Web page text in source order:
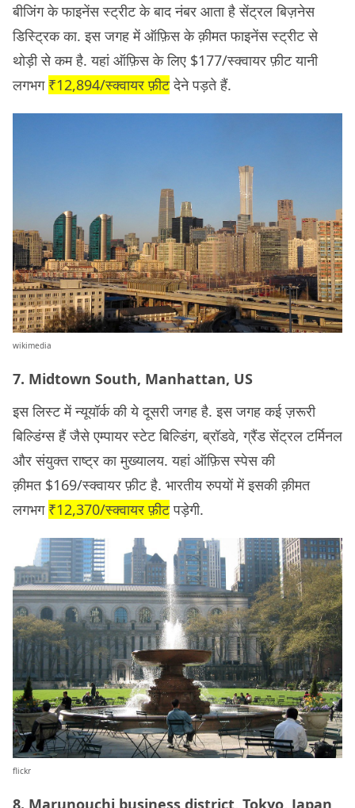
बीजिंग के फाइनेंस स्ट्रीट के बाद नंबर आता है सेंट्रल बिज़नेस
डिस्ट्रिक का. इस जगह में ऑफ़िस के क़ीमत फाइनेंस स्ट्रीट से
थोड़ी से कम है. यहां ऑफ़िस के लिए $177/स्क्वायर फ़ीट यानी
लगभग ₹12,894/स्क्वायर फ़ीटदेने पड़ते हैं.
wikimedia
7. Midtown South, Manhattan, US
इस लिस्ट में न्यूयॉर्क की ये दूसरी जगह है. इस जगह कई ज़रूरी
बिल्डिंग्स हैं जैसे एम्पायर स्टेट बिल्डिंग, ब्रॉडवे, ग्रैंड सेंट्रल टर्मिनल
और संयुक्त राष्ट्र का मुख्यालय. यहां ऑफ़िस स्पेस की
क़ीमत $169/स्क्वायर फ़ीट है. भारतीय रुपयों में इसकी क़ीमत
लगभग ₹12,370/स्क्वायर फ़ीटपड़ेगी.
flickr
8. Marunouchi business district, Tokyo, Japan